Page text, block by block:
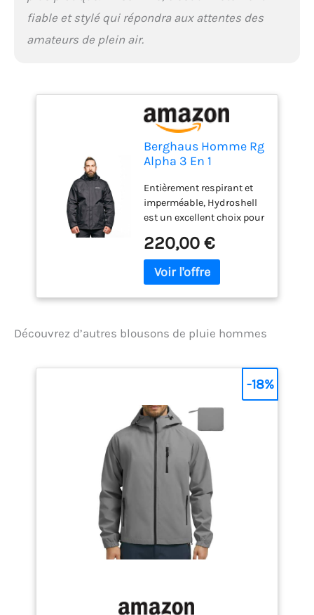
fiable et stylé qui répondra aux attentes des
amateurs de plein air.
Berghaus Homme Rg
Alpha 3 En 1
Supplémentaire,
Manteau Léger Veste
Imperméable Avec
Polaire, Noir, L EU
Entièrement respirant et
imperméable, Hydroshell
est un excellent choix pour
météorologiques
changeantes et humides
Combiner des couches ou
capuche pour un
meilleure protection contre
les intempéries - S'enroule
brille Les essentiels
restent en sécurité et les
doigts restent bien au
chaud dans deux poches
zippées pour les mains
Restez confortable et frais
avec taffetas et doublure
en maille pour plus de
respirabilité. Les
essentiels restent en
sécurité et les doigts
pour les mains. Trouvez un
220,00 €
Découvrez d’autres blousons de pluie hommes
-18%